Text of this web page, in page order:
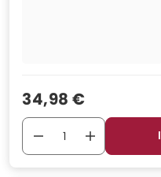
Verkaufspreis
34,98 €